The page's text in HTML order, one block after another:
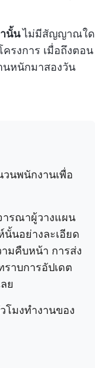
านั้นไม่มีสัญญาณใด
รงการ เมื่อถึงตอน
นหนักมาสองวัน
นพนักงานเพื่อ
ารณาผู้วางแผน
นอย่างละเอียด
มคืบหน้า การส่ง
าบการอัปเดต
ย
โมงทำงานของ